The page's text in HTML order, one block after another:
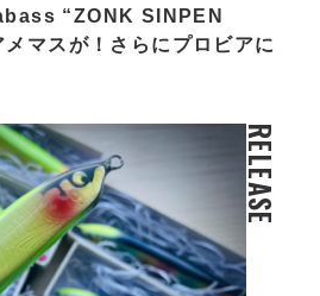
“ZONK SINPEN
マスが！さらにプロビアに
RELEASE